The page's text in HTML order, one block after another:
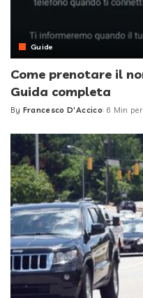
Guide
Come prenotare il
Guida completa
Posted
By Francesco D'Accico 6 Min per